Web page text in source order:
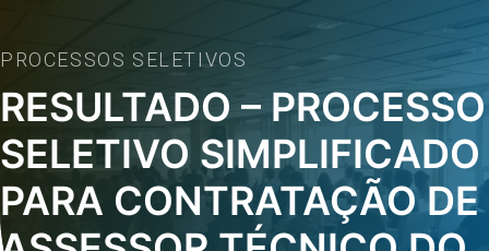
PROCESSOS SELETIVOS
RESULTADO – PROCESSO
SELETIVO SIMPLIFICADO
PARA CONTRATAÇÃO DE